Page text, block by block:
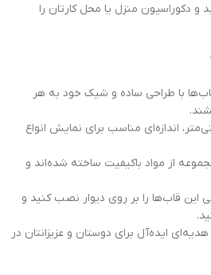
و دکوراسیون منزل یا محل کارتان را
با طراحی ساده و شیک خود به هر
سانتی‌متر، اندازه‌ای مناسب برای نمایش انواع
از مواد باکیفیت ساخته شده‌اند و
این قاب‌ها را بر روی دیوار نصب کنید و
ایده‌آل برای دوستان و عزیزانتان در